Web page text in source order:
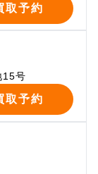
取予約
15号
取予約